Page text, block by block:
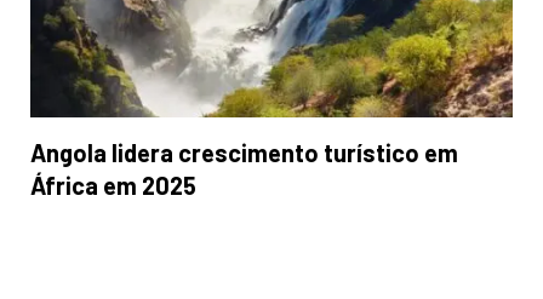
Angola lidera crescimento turístico em
África em 2025